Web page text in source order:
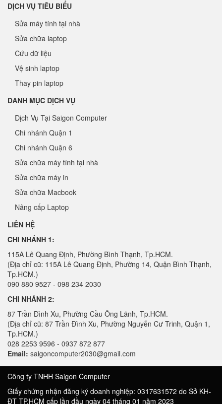
DỊCH VỤ TIÊU BIỂU
Sửa máy tính tại nhà
Sửa chữa laptop
Cứu dữ liệu
Vệ sinh laptop
Thay pin laptop
DANH MỤC DỊCH VỤ
Dịch Vụ Tại Saigon Computer
Chi nhánh Quận 1
Chi nhánh Quận 6
Sửa chữa máy tính tại nhà
Sửa chữa máy in
Sửa chữa Macbook
Nâng cấp Laptop
LIÊN HỆ
CHI NHÁNH 1:
115A Lê Quang Định, Phường Bình Thạnh, Tp.HCM.
(Địa chỉ cũ: 115A Lê Quang Định, Phường 14, Quận Bình Thạnh,
Tp.HCM.)
090 880 9527 - 098 234 2030
CHI NHÁNH 2:
87 Trần Đình Xu, Phường Cầu Ông Lãnh, Tp.HCM.
(Địa chỉ cũ: 87 Trần Đình Xu, Phường Nguyễn Cư Trinh, Quận 1,
Tp.HCM.)
028 2253 9596 - 0937 872 877
Email: saigoncomputer2030@gmail.com
Công ty TNHH Saigon Computer
Giấy chứng nhận đăng ký doanh nghiệp: 0317631572 do Sở KH-
ĐT TP.HCM cấp lần đầu ngày 04 tháng 01 năm 2023